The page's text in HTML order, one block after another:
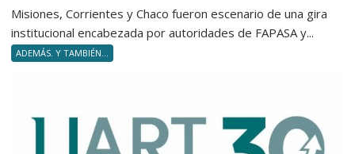
nuevos
Misiones, Corrientes y Chaco fueron escenario de una gira
institucional encabezada por autoridades de FAPASA y...
ADEMÁS. Y TAMBIÉN...